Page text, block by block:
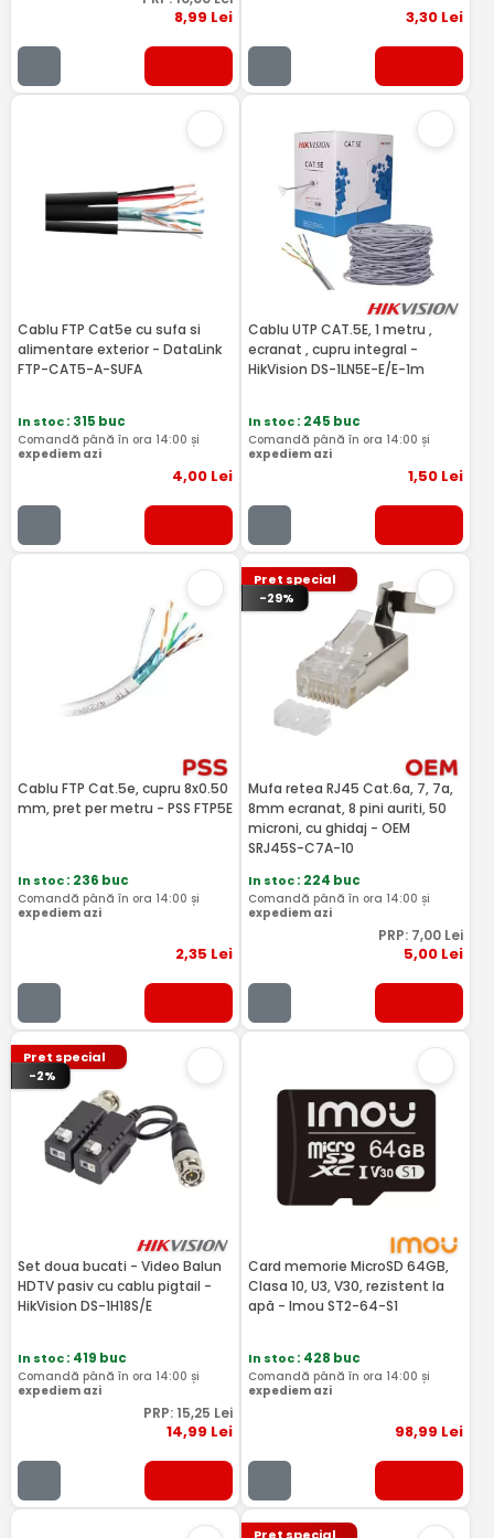
8,99 Lei 3,30 Lei
Cablu FTP Cat5e cu sufa si
alimentare exterior - DataLink
FTP-CAT5-A-SUFA
In stoc: 315 buc
Comandă până în ora 14:00 și
expediem azi
4,00Lei
Cablu UTP CAT.5E, 1 metru ,
ecranat , cupru integral -
HikVision DS-1LN5E-E/E-1m
In stoc: 245 buc
Comandă până în ora 14:00 și
expediem azi
1,50 Lei
Cablu FTP Cat.5e, cupru 8x0.50
mm, pret per metru - PSS FTP5E
In stoc: 236 buc
Comandă până în ora 14:00 și
expediem azi
2,35 Lei
Pret special
-29%
Mufa retea RJ45 Cat.6a, 7, 7a,
8mm ecranat, 8 pini auriti, 50
microni, cu ghidaj - OEM
SRJ45S-C7A-10
In stoc: 224 buc
Comandă până în ora 14:00 și
expediem azi
PRP: 7,00 Lei
5,00 Lei
Pret special
-2%
Set doua bucati - Video Balun
HDTV pasiv cu cablu pigtail -
HikVision DS-1H18S/E
In stoc: 419 buc
Comandă până în ora 14:00 și
expediem azi
PRP: 15,25 Lei
14,99 Lei
Card memorie MicroSD 64GB,
Clasa 10, U3, V30, rezistent la
apă - Imou ST2-64-S1
In stoc: 428 buc
Comandă până în ora 14:00 și
expediem azi
98,99 Lei